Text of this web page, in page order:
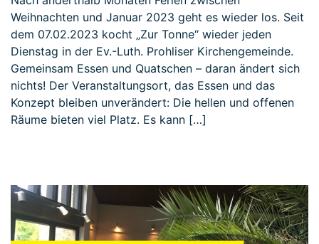
Weihnachten und Januar 2023 geht es wieder los. Seit
dem 07.02.2023 kocht „Zur Tonne“ wieder jeden
Dienstag in der Ev.-Luth. Prohliser Kirchengemeinde.
Gemeinsam Essen und Quatschen – daran ändert sich
nichts! Der Veranstaltungsort, das Essen und das
Konzept bleiben unverändert: Die hellen und offenen
Räume bieten viel Platz. Es kann […]